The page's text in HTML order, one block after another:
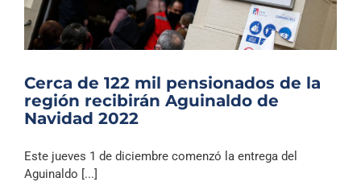
Cerca de 122 mil pensionados de la
región recibirán Aguinaldo de
Navidad 2022
Este jueves 1 de diciembre comenzó la entrega del
Aguinaldo [...]